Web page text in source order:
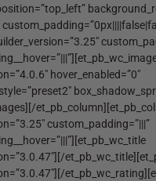
hover_enabled=”0″
custom_padding=”|||”